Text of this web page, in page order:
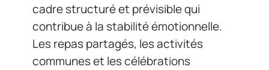
cadre structuré et prévisible qui
contribue à la stabilité émotionnelle.
Les repas partagés, les activités
communes et les célébrations